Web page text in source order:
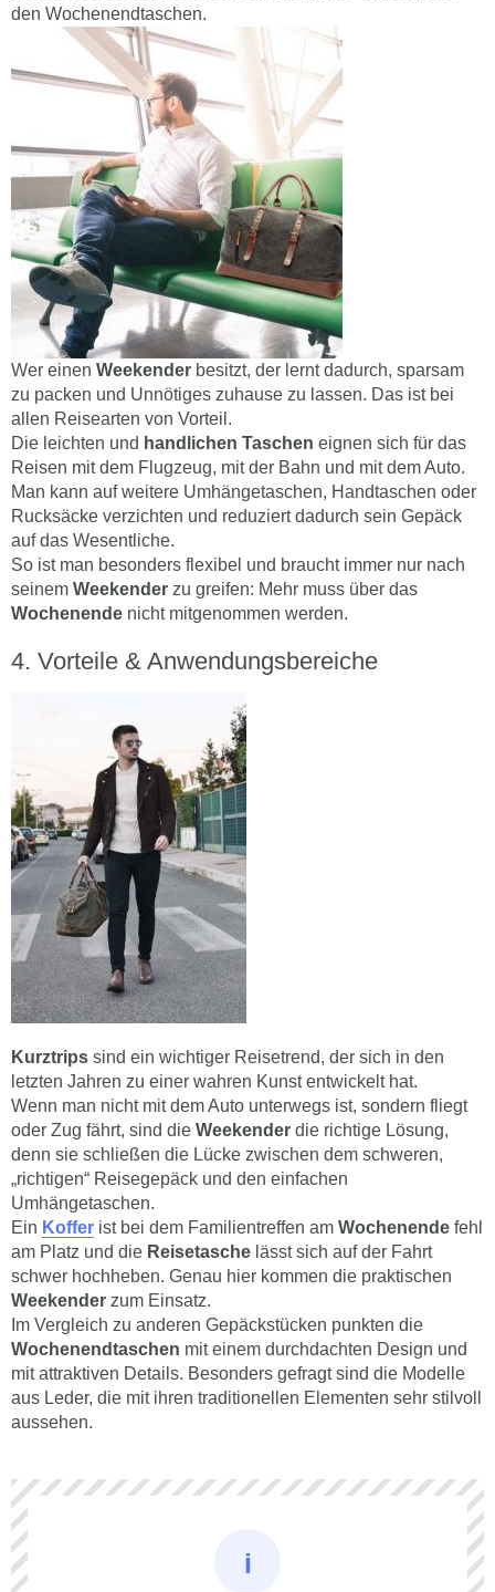
den Wochenendtaschen.
Wer einen Weekender besitzt, der lernt dadurch, sparsam
zu packen und Unnötiges zuhause zu lassen. Das ist bei
allen Reisearten von Vorteil.
Die leichten und handlichen Taschen eignen sich für das
Reisen mit dem Flugzeug, mit der Bahn und mit dem Auto.
Man kann auf weitere Umhängetaschen, Handtaschen oder
Rucksäcke verzichten und reduziert dadurch sein Gepäck
auf das Wesentliche.
So ist man besonders flexibel und braucht immer nur nach
seinem Weekender zu greifen: Mehr muss über das
Wochenende nicht mitgenommen werden.
Vorteile & Anwendungsbereiche
Kurztrips sind ein wichtiger Reisetrend, der sich in den
letzten Jahren zu einer wahren Kunst entwickelt hat.
Wenn man nicht mit dem Auto unterwegs ist, sondern fliegt
oder Zug fährt, sind die Weekender die richtige Lösung,
denn sie schließen die Lücke zwischen dem schweren,
„richtigen“ Reisegepäck und den einfachen
Umhängetaschen.
Ein Koffer ist bei dem Familientreffen am Wochenende fehl
am Platz und die Reisetasche lässt sich auf der Fahrt
schwer hochheben. Genau hier kommen die praktischen
Weekender zum Einsatz.
Im Vergleich zu anderen Gepäckstücken punkten die
Wochenendtaschen mit einem durchdachten Design und
mit attraktiven Details. Besonders gefragt sind die Modelle
aus Leder, die mit ihren traditionellen Elementen sehr stilvoll
aussehen.